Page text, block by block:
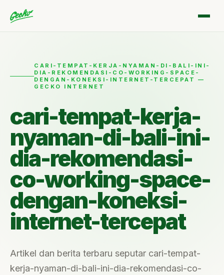
CARI-TEMPAT-KERJA-NYAMAN-DI-BALI-INI-
DIA-REKOMENDASI-CO-WORKING-SPACE-
DENGAN-KONEKSI-INTERNET-TERCEPAT —
GECKO INTERNET
cari-tempat-kerja-
nyaman-di-bali-ini-
dia-rekomendasi-
co-working-space-
dengan-koneksi-
internet-tercepat
Artikel dan berita terbaru seputar cari-tempat-
kerja-nyaman-di-bali-ini-dia-rekomendasi-co-